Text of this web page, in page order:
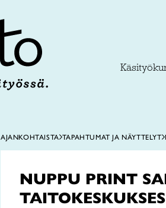
AJANKOHTAISTA TAPAHTUMAT JA NÄYTTELYT
NUPPU PRINT